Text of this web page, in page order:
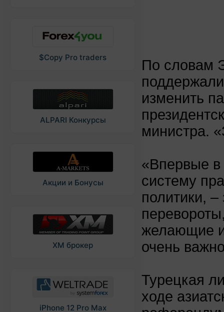
$Copy Pro traders
ALPARI Конкурсы
Акции и Бонусы
XM брокер
iPhone 12 Pro Max
По словам
изменить
министра.
«Впервые
систему
политики,
желающие
очень
Турецкая
ходе